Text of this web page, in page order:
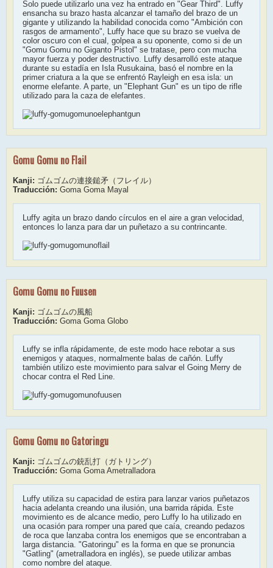
Solo puede utilizarlo una vez ha entrado en "Gear Third". Luffy
ensancha su brazo hasta alcanzar el tamaño del brazo de un
gigante y utilizando la habilidad conocida como "Ambición con
rasgos de armamento", Luffy hace que su brazo se vuelva de
color oscuro con el cual, golpea a su oponente, como si de un
"Gomu Gomu no Giganto Pistol" se tratase, pero con mucha
mayor fuerza y poder destructivo. Luffy desarrolló este ataque
durante su estadía en Isla Rusukaina, basó el nombre en la
primer criatura a la que se enfrentó Rayleigh en esa isla: un
enorme elefante. A parte, un "Elephant Gun" es un tipo de rifle
utilizado para la caza de elefantes.
Gomu Gomu no Flail
Kanji: ゴムゴムの連接鎚矛（フレイル）
Traducción: Goma Goma Mayal
Luffy agita un brazo dando círculos en el aire a gran velocidad,
entonces lo lanza para dar un puñetazo a su contrincante.
Gomu Gomu no Fuusen
Kanji: ゴムゴムの風船
Traducción: Goma Goma Globo
Luffy se infla rápidamente, de este modo hace rebotar a sus
enemigos y ataques, normalmente balas de cañón. Luffy
también utilizo este movimiento para salvar el Going Merry de
chocar contra el Red Line.
Gomu Gomu no Gatoringu
Kanji: ゴムゴムの銃乱打（ガトリング）
Traducción: Goma Goma Ametralladora
Luffy utiliza su capacidad de estira para lanzar varios puñetazos
hacia adelanta creando una ilusión, una barrida rápida. Este
movimiento es de alcance medio, pero Luffy lo ha utilizado en
una ocasión para romper una pared que caía, creando pedazos
de roca que lanzaba contra los enemigos que se encontraban a
larga distancia. "Gatoringu" es la forma en que se pronuncia
"Gatling" (ametralladora en inglés), se puede utilizar ambas
como nombre del ataque.